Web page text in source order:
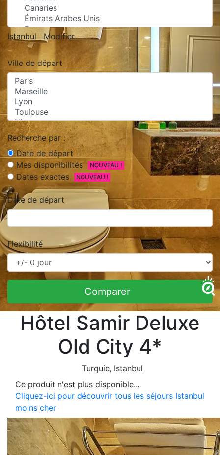
Istanbul Modifier
Ville de départ
Recherche par :
Date de départ
Mes disponibilités
NOUVEAU !
Dates exactes NOUVEAU !
Date de départ
Flexibilité
Comparer
Hôtel Samir Deluxe
Old City 4*
Turquie, Istanbul
Ce produit n'est plus disponible...
Cliquez-ici pour découvrir tous les séjours Istanbul
moins cher